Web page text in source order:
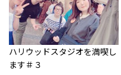
ハリウッドスタジオを満喫し
ます＃３